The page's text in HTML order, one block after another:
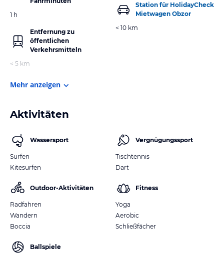
1 h
Entfernung zu
öffentlichen
Verkehrsmitteln
< 5 km
Station für HolidayCheck
Mietwagen Obzor
< 10 km
Mehr anzeigen
Aktivitäten
Wassersport
Surfen
Kitesurfen
Outdoor-Aktivitäten
Radfahren
Wandern
Boccia
Ballspiele
Vergnügungssport
Tischtennis
Dart
Fitness
Yoga
Aerobic
Schließfächer